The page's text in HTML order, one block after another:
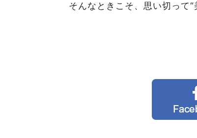
そんなときこそ、思い切って